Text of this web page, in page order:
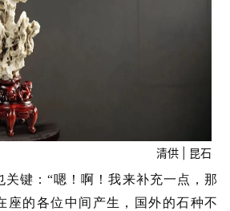
清供 | 昆石
关键：“嗯！啊！我来补充一点，那
座的各位中间产生，国外的石种不